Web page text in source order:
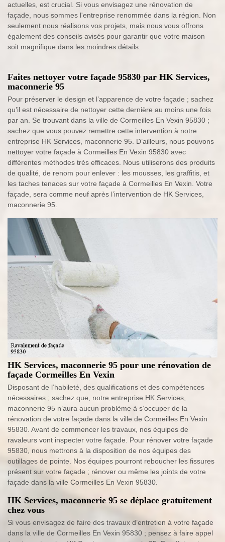
actuelles, est crucial. Si vous envisagez une rénovation de
façade, nous sommes l'entreprise renommée dans la région. Non
seulement nous réalisons vos projets, mais nous vous offrons
également des conseils avisés pour garantir que votre maison
soit magnifique dans les moindres détails.
Faites nettoyer votre façade 95830 par HK Services,
maconnerie 95
Pour préserver le design et l’apparence de votre façade ; sachez
qu’il est nécessaire de nettoyer cette dernière au moins une fois
par an. Se trouvant dans la ville de Cormeilles En Vexin 95830 ;
sachez que vous pouvez remettre cette intervention à notre
entreprise HK Services, maconnerie 95. D’ailleurs, nous pouvons
nettoyer votre façade à Cormeilles En Vexin 95830 avec
différentes méthodes très efficaces. Nous utiliserons des produits
de qualité, de renom pour enlever : les mousses, les graffitis, et
les taches tenaces sur votre façade à Cormeilles En Vexin. Votre
façade, sera comme neuf après l’intervention de HK Services,
maconnerie 95.
HK Services, maconnerie 95 pour une rénovation de
façade Cormeilles En Vexin
Disposant de l’habileté, des qualifications et des compétences
nécessaires ; sachez que, notre entreprise HK Services,
maconnerie 95 n’aura aucun problème à s’occuper de la
rénovation de votre façade dans la ville de Cormeilles En Vexin
95830. Avant de commencer les travaux, nos équipes de
ravaleurs vont inspecter votre façade. Pour rénover votre façade
95830, nous mettrons à la disposition de nos équipes des
outillages de pointe. Nos équipes pourront reboucher les fissures
présent sur votre façade ; rénover ou même les joints de votre
façade dans la ville Cormeilles En Vexin 95830.
HK Services, maconnerie 95 se déplace gratuitement
chez vous
Si vous envisagez de faire des travaux d’entretien à votre façade
dans la ville de Cormeilles En Vexin 95830 ; pensez à faire appel